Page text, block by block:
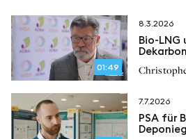
01:49
8.3.2026
Bio-
7.7.2026
PSA für